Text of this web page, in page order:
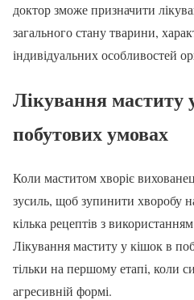
доктор зможе призначити
загального стану тварини,
індивідуальних особливостей
Лікування маститу
побутових умовах
Коли маститом хворіє
зусиль, щоб зупинити хворобу
кілька рецептів з
Лікування маститу у кішок в
тільки на першому етапі, коли
агресивній формі.